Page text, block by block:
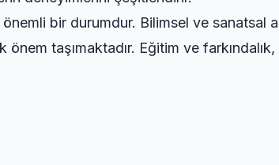
bir durumdur. Bilimsel ve sanatsal
taşımaktadır. Eğitim ve